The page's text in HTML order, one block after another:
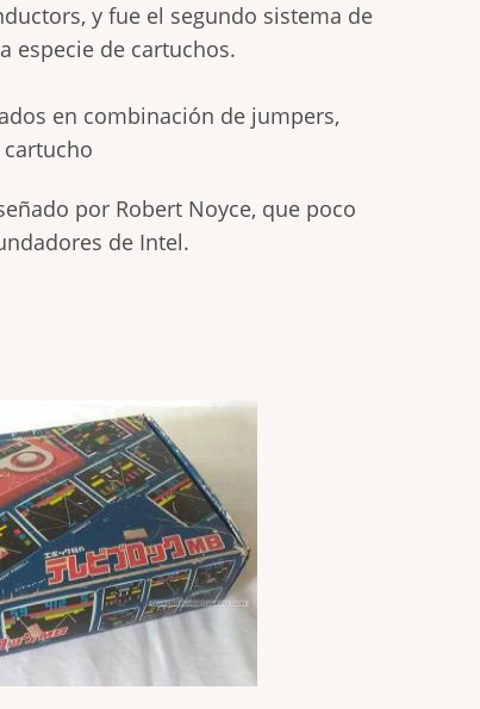
y fue el segundo sistema de
especie de cartuchos.
en combinación de jumpers,
por Robert Noyce, que poco
de Intel.